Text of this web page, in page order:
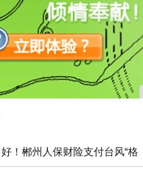
！郴州人保财险支付台风“格